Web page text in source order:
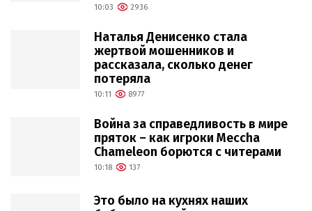
10:03 2936
Наталья Денисенко стала
жертвой мошенников и
рассказала, сколько денег
потеряла
10:11 8977
Война за справедливость в мире
пряток – как игроки Meccha
Chameleon борются с читерами
10:18 137
Это было на кухнях наших